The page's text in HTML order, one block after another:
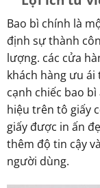
Bao bì chính là
định sự thành
lượng. các cửa
khách hàng ưu
cạnh chiếc bao
hiệu trên tô giấy
giấy được in ấn
thêm độ tin cậy
người dùng.